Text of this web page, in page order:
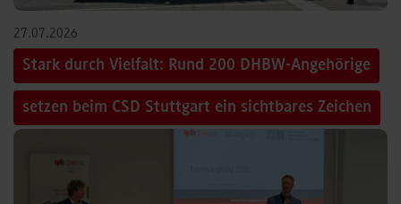
27.07.2026
Stark durch Vielfalt: Rund 200 DHBW-Angehörige
setzen beim CSD Stuttgart ein sichtbares Zeichen